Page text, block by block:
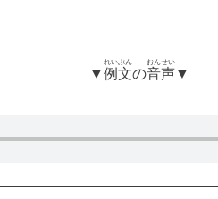
▼例文
れいぶん
の音声
おんせい
▼